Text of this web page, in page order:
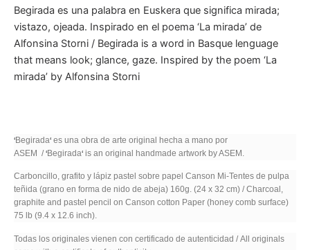
Begirada es una palabra en Euskera que significa mirada;
vistazo, ojeada. Inspirado en el poema ‘La mirada’ de
Alfonsina Storni / Begirada is a word in Basque lenguage
that means look; glance, gaze. Inspired by the poem ‘La
mirada’ by Alfonsina Storni
‘Begirada‘ es una obra de arte original hecha a mano por
ASEM /‘Begirada‘ is an original handmade artwork by ASEM.
Carboncillo, grafito y lápiz pastel sobre papel Canson Mi-Tentes de pulpa
teñida (grano en forma de nido de abeja) 160g. (24 x 32 cm) / Charcoal,
graphite and pastel pencil on Canson cotton Paper (honey comb surface)
75 lb (9.4 x 12.6 inch).
Todas los originales vienen con certificado de autenticidad / All originals